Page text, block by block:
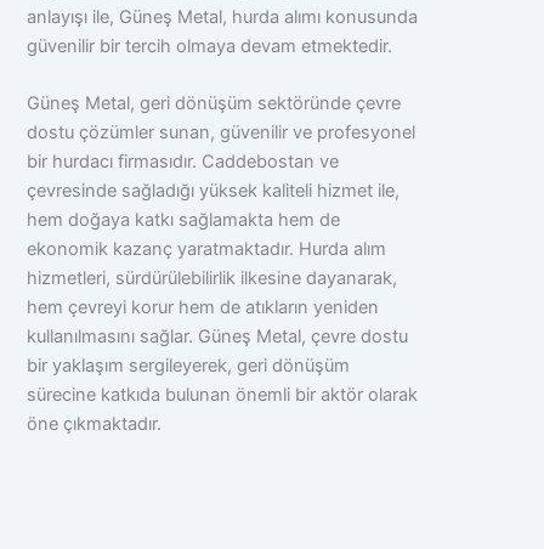
anlayışı ile, Güneş Metal, hurda alımı konusunda
güvenilir bir tercih olmaya devam etmektedir.
Güneş Metal, geri dönüşüm sektöründe çevre
dostu çözümler sunan, güvenilir ve profesyonel
bir hurdacı firmasıdır. Caddebostan ve
çevresinde sağladığı yüksek kaliteli hizmet ile,
hem doğaya katkı sağlamakta hem de
ekonomik kazanç yaratmaktadır. Hurda alım
hizmetleri, sürdürülebilirlik ilkesine dayanarak,
hem çevreyi korur hem de atıkların yeniden
kullanılmasını sağlar. Güneş Metal, çevre dostu
bir yaklaşım sergileyerek, geri dönüşüm
sürecine katkıda bulunan önemli bir aktör olarak
öne çıkmaktadır.